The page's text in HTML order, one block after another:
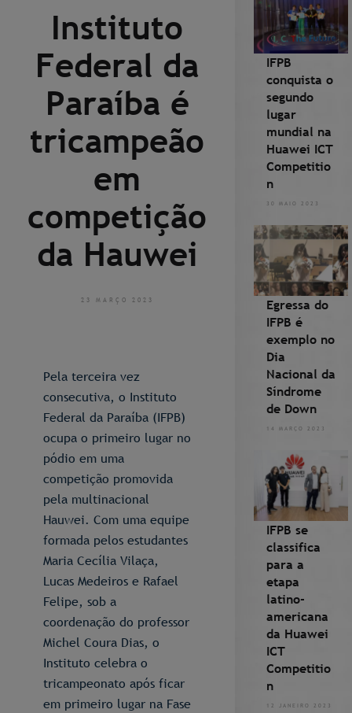
Instituto
Federal da
Paraíba é
tricampeão
em
competição
da Hauwei
23 MARÇO 2023
Pela terceira vez
consecutiva, o Instituto
Federal da Paraíba (IFPB)
ocupa o primeiro lugar no
pódio em uma
competição promovida
pela multinacional
Hauwei. Com uma equipe
formada pelos estudantes
Maria Cecília Vilaça,
Lucas Medeiros e Rafael
Felipe, sob a
coordenação do professor
Michel Coura Dias, o
Instituto celebra o
tricampeonato após ficar
em primeiro lugar na Fase
IFPB
conquista o
segundo
lugar
mundial na
Huawei ICT
Competitio
n
30 MAIO 2023
Egressa do
IFPB é
exemplo no
Dia
Nacional da
Síndrome
de Down
14 MARÇO 2023
IFPB se
classifica
para a
etapa
latino-
americana
da Huawei
ICT
Competitio
n
12 JANEIRO 2023